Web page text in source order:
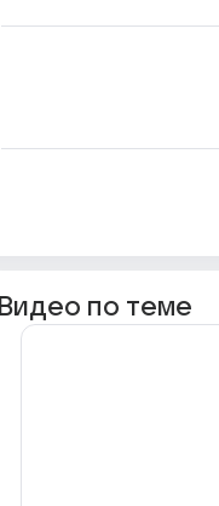
Видео по теме